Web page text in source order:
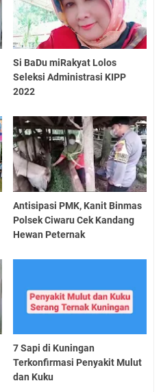
Si BaDu miRakyat Lolos
Seleksi Administrasi KIPP
2022
Antisipasi PMK, Kanit Binmas
Polsek Ciwaru Cek Kandang
Hewan Peternak
7 Sapi di Kuningan
Terkonfirmasi Penyakit Mulut
dan Kuku